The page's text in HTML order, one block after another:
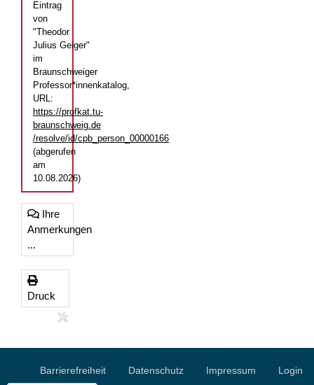
Eintrag
von
"Theodor
Julius Geiger"
im
Braunschweiger
Professor*innenkatalog,
URL:
https://profkat.tu-
braunschweig.de
/resolve/id/cpb_person_00000166
(abgerufen
am
10.08.2026)
Ihre
Anmerkungen
...
Druck
Barrierefreiheit Datenschutz Impressum Login